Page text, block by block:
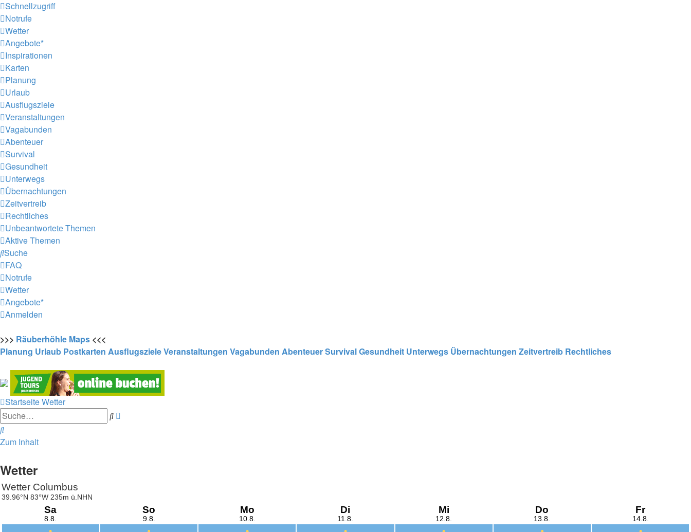
Schnellzugriff
Notrufe
Wetter
Angebote*
Inspirationen
Karten
Planung
Urlaub
Ausflugsziele
Veranstaltungen
Vagabunden
Abenteuer
Survival
Gesundheit
Unterwegs
Übernachtungen
Zeitvertreib
Rechtliches
Unbeantwortete Themen
Aktive Themen
Suche
FAQ
Notrufe
Wetter
Angebote*
Anmelden
>>> Räuberhöhle Maps <<<
Planung Urlaub Postkarten AusflugszieleVeranstaltungen Vagabunden AbenteuerSurvivalGesundheit Unterwegs Übernachtungen Zeitvertreib Rechtliches
StartseiteWetter
Suche
Suche
Zum Inhalt
Wetter